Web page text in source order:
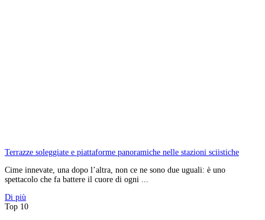
Terrazze soleggiate e piattaforme panoramiche nelle stazioni sciistiche
Cime innevate, una dopo l’altra, non ce ne sono due uguali: è uno
spettacolo che fa battere il cuore di ogni ...
Di più
Top 10